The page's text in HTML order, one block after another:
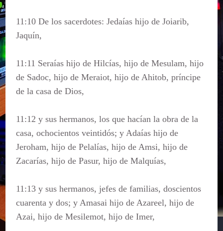
11:10 De los sacerdotes: Jedaías hijo de Joiarib,
Jaquín,
11:11 Seraías hijo de Hilcías, hijo de Mesulam, hijo
de Sadoc, hijo de Meraiot, hijo de Ahitob, príncipe
de la casa de Dios,
11:12 y sus hermanos, los que hacían la obra de la
casa, ochocientos veintidós; y Adaías hijo de
Jeroham, hijo de Pelalías, hijo de Amsi, hijo de
Zacarías, hijo de Pasur, hijo de Malquías,
11:13 y sus hermanos, jefes de familias, doscientos
cuarenta y dos; y Amasai hijo de Azareel, hijo de
Azai, hijo de Mesilemot, hijo de Imer,